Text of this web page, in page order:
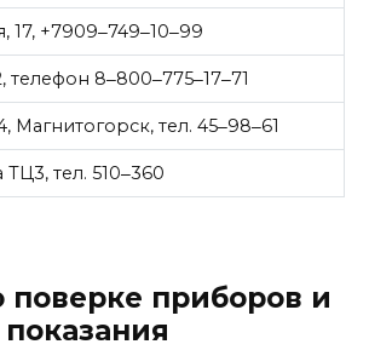
17, +7909‒749‒10‒99
телефон 8‒800‒775‒17‒71
Магнитогорск, тел. 45‒98‒61
ТЦ3, тел. 510‒360
поверке приборов и